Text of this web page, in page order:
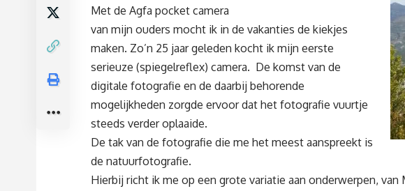
Met de Agfa pocket camera
van mijn ouders mocht ik in de vakanties de kiekjes
maken. Zo’n 25 jaar geleden kocht ik mijn eerste
serieuze (spiegelreflex) camera. De komst van de
digitale fotografie en de daarbij behorende
mogelijkheden zorgde ervoor dat het fotografie vuurtje
steeds verder oplaaide.
De tak van de fotografie die me het meest aanspreekt is
de natuurfotografie.
Hierbij richt ik me op een grote variatie aan onderwerpen, van